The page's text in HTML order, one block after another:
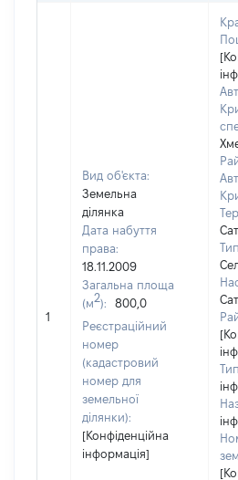
1
Вид об'єкта:
Земельна
ділянка
Дата набуття
права:
18.11.2009
Загальна площа
(м2):
800,0
Реєстраційний
номер
(кадастровий
номер для
земельної
ділянки):
[Конфіденційна
інформація]